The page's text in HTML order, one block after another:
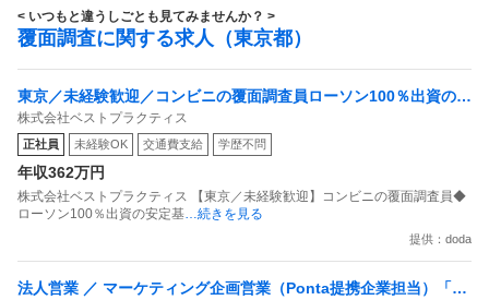
< いつもと違うしごとも見てみませんか？ >
覆面調査に関する求人（東京都）
東京／未経験歓迎／コンビニの覆面調査員ローソン100％出資の安
定基盤／月５日在宅／残業月10時間
株式会社ベストプラクティス
正社員 未経験OK 交通費支給 学歴不問
年収362万円
株式会社ベストプラクティス 【東京／未経験歓迎】コンビニの覆面調査員◆
ローソン100％出資の安定基 …続きを見る
提供：doda
法人営業 ／ マーケティング企画営業（Ponta提携企業担当）「国